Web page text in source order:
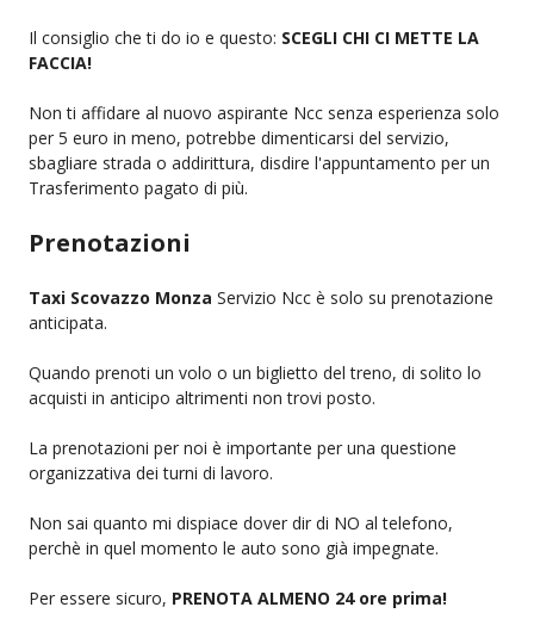
Il consiglio che ti do io e questo: SCEGLI CHI CI METTE LA
FACCIA!
Non ti affidare al nuovo aspirante Ncc senza esperienza solo
per 5 euro in meno, potrebbe dimenticarsi del servizio,
sbagliare strada o addirittura, disdire l'appuntamento per un
Trasferimento pagato di più.
Prenotazioni
Taxi Scovazzo Monza Servizio Ncc è solo su prenotazione
anticipata.
Quando prenoti un volo o un biglietto del treno, di solito lo
acquisti in anticipo altrimenti non trovi posto.
La prenotazioni per noi è importante per una questione
organizzativa dei turni di lavoro.
Non sai quanto mi dispiace dover dir di NO al telefono,
perchè in quel momento le auto sono già impegnate.
Per essere sicuro, PRENOTA ALMENO 24 ore prima!